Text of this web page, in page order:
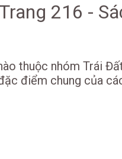
216 -
thuộc nhóm Trái
điểm chung của